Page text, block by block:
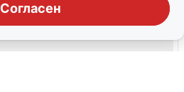
Согласен